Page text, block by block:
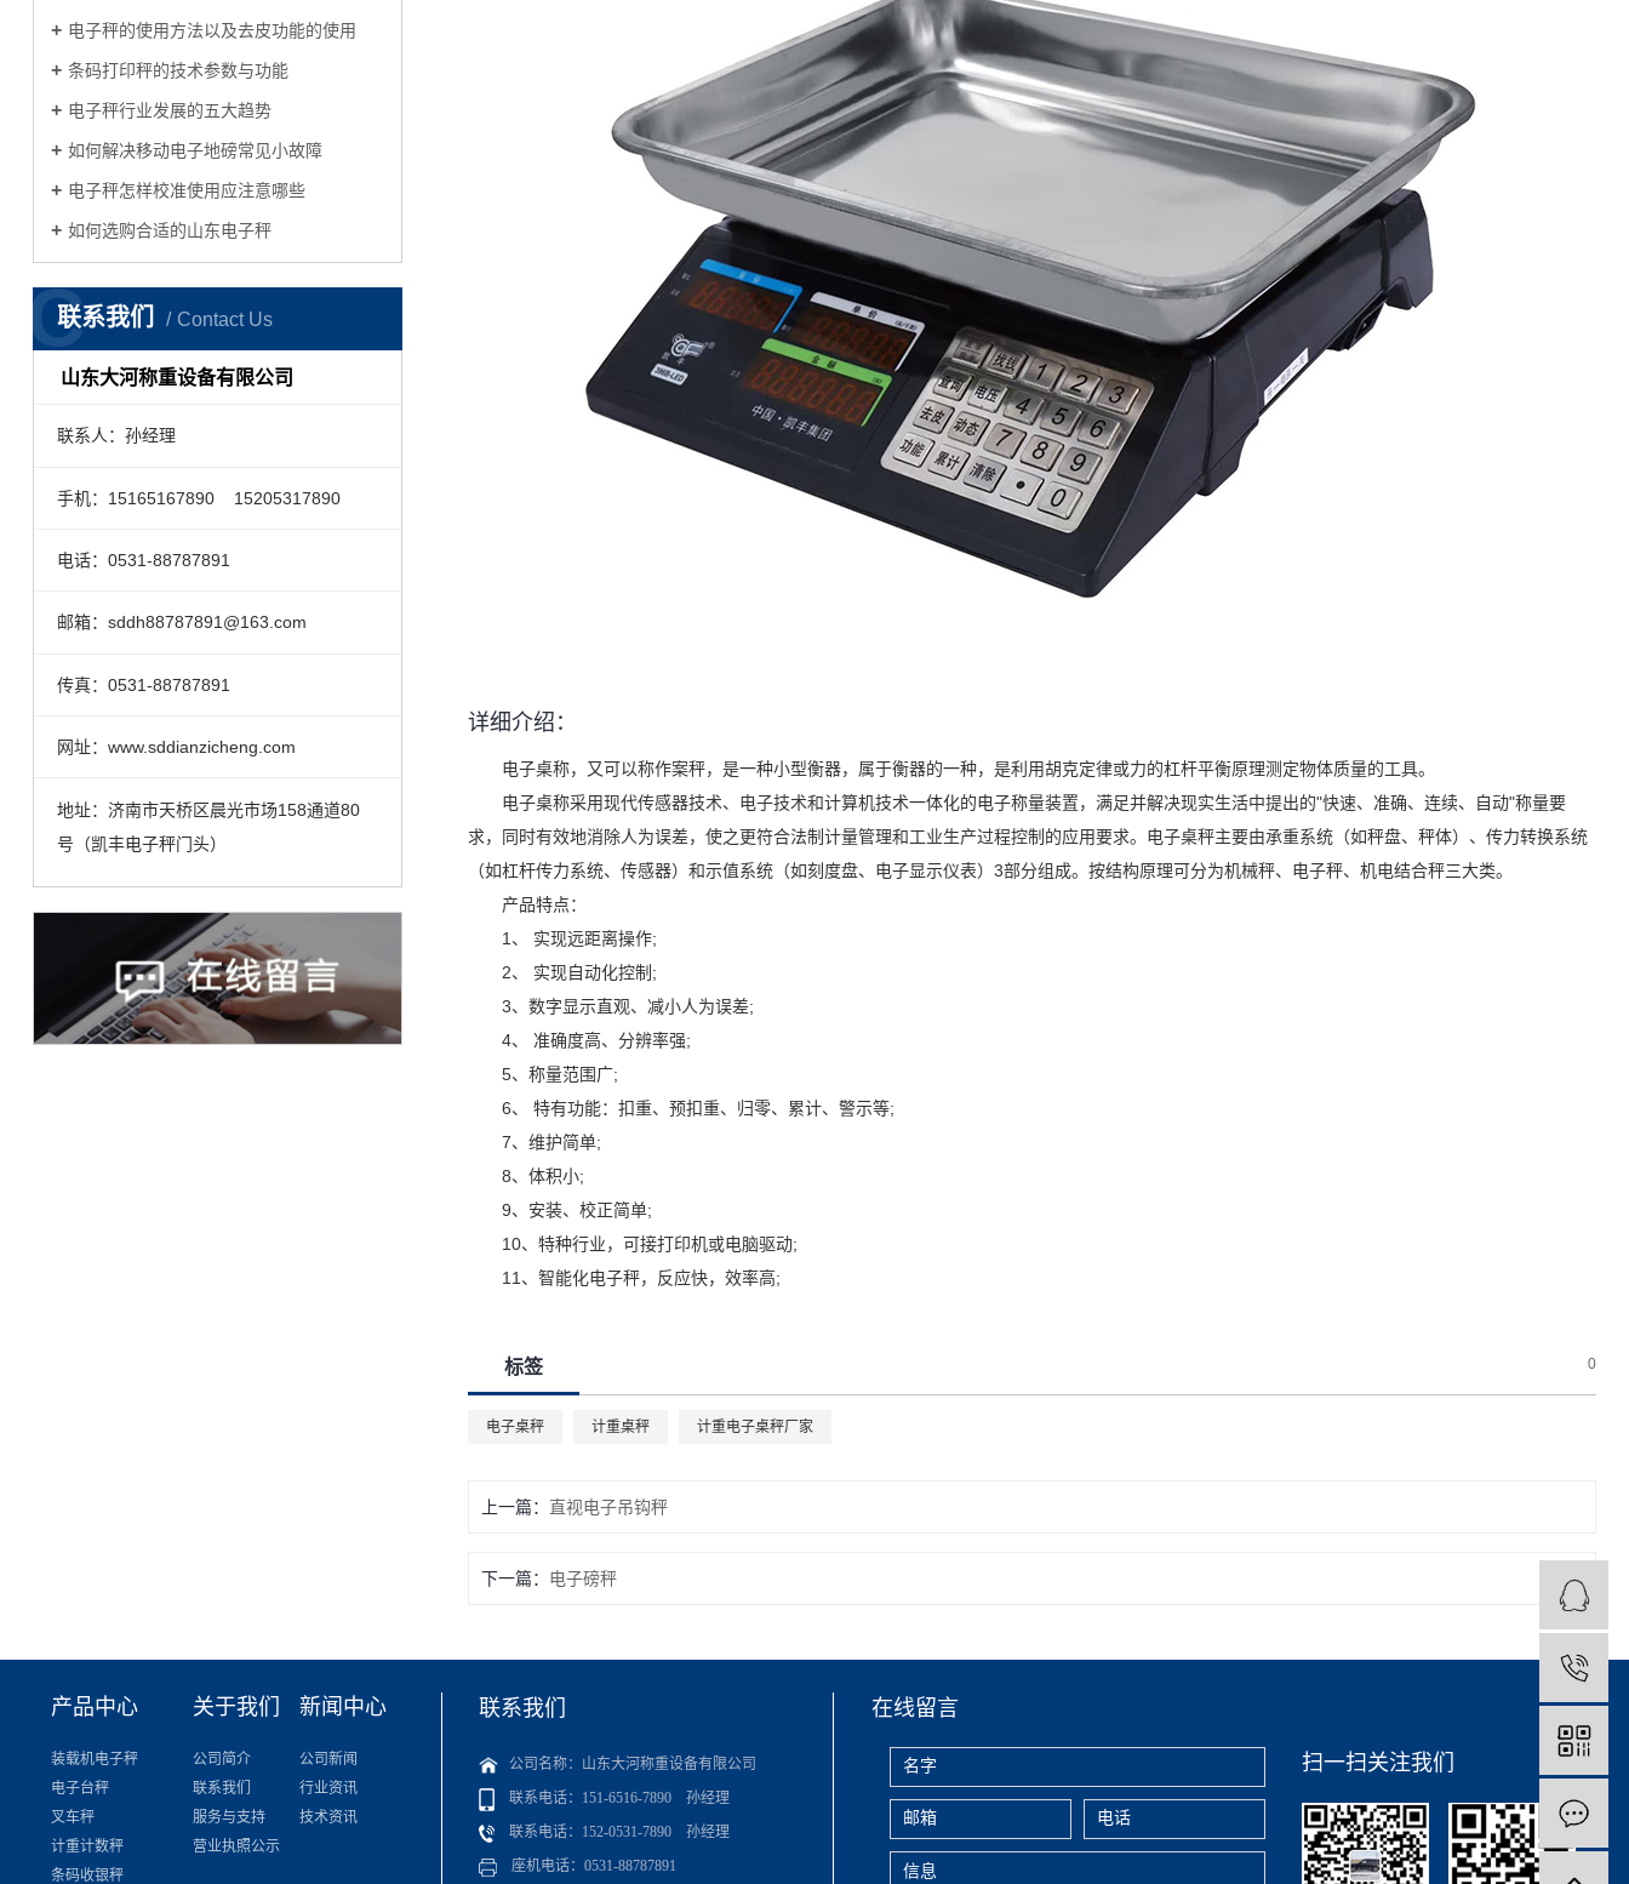
电子秤的使用方法以及去皮功能的使用
条码打印秤的技术参数与功能
电子秤行业发展的五大趋势
如何解决移动电子地磅常见小故障
电子秤怎样校准使用应注意哪些
如何选购合适的山东电子秤
联系我们 Contact Us
C
山东大河称重设备有限公司
联系人：孙经理
手机：15165167890 15205317890
电话：0531-88787891
邮箱：sddh88787891@163.com
传真：0531-88787891
网址：www.sddianzicheng.com
地址：济南市天桥区晨光市场158通道80
号（凯丰电子秤门头）
详细介绍：
电子桌称，又可以称作案秤，是一种小型衡器，属于衡器的一种，是利用胡克定律或力的杠杆平衡原理测定物体质量的工具。
电子桌称采用现代传感器技术、电子技术和计算机技术一体化的电子称量装置，满足并解决现实生活中提出的"快速、准确、连续、自动"称量要
求，同时有效地消除人为误差，使之更符合法制计量管理和工业生产过程控制的应用要求。电子桌秤主要由承重系统（如秤盘、秤体）、传力转换系统
（如杠杆传力系统、传感器）和示值系统（如刻度盘、电子显示仪表）3部分组成。按结构原理可分为机械秤、电子秤、机电结合秤三大类。
产品特点：
1、 实现远距离操作;
2、 实现自动化控制;
3、数字显示直观、减小人为误差;
4、 准确度高、分辨率强;
5、称量范围广;
6、 特有功能：扣重、预扣重、归零、累计、警示等;
7、维护简单;
8、体积小;
9、安装、校正简单;
10、特种行业，可接打印机或电脑驱动;
11、智能化电子秤，反应快，效率高;
标签 0
电子桌秤 计重桌秤 计重电子桌秤厂家
上一篇： 直视电子吊钩秤
下一篇： 电子磅秤
产品中心
装载机电子秤
电子台秤
叉车秤
计重计数秤
条码收银秤
关于我们
公司简介
联系我们
服务与支持
营业执照公示
新闻中心
公司新闻
行业资讯
技术资讯
联系我们
公司名称：山东大河称重设备有限公司
联系电话：151-6516-7890 孙经理
联系电话：152-0531-7890 孙经理
座机电话：0531-88787891
在线留言
扫一扫关注我们